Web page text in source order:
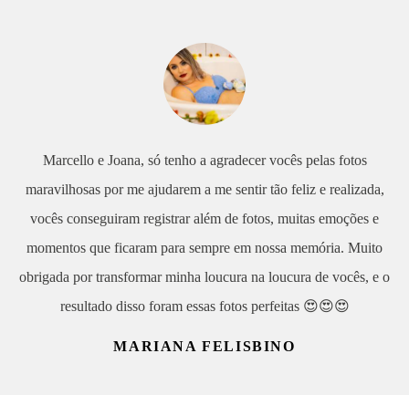
Marcello e Joana, só tenho a agradecer vocês pelas fotos
maravilhosas por me ajudarem a me sentir tão feliz e realizada,
vocês conseguiram registrar além de fotos, muitas emoções e
momentos que ficaram para sempre em nossa memória. Muito
obrigada por transformar minha loucura na loucura de vocês, e o
resultado disso foram essas fotos perfeitas 😍😍😍
MARIANA FELISBINO